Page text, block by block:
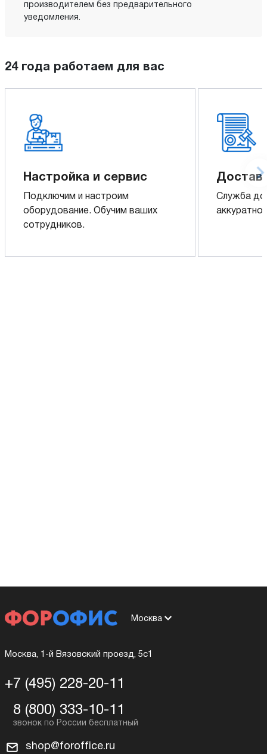
производителем без предварительного
уведомления.
24 года работаем для вас
Настройка и сервис
Подключим и настроим
оборудование. Обучим ваших
сотрудников.
Служба
аккуратно
Москва
Москва, 1-й Вязовский проезд, 5с1
+7 (495) 228-20-11
8 (800) 333-10-11
shop@foroffice.ru